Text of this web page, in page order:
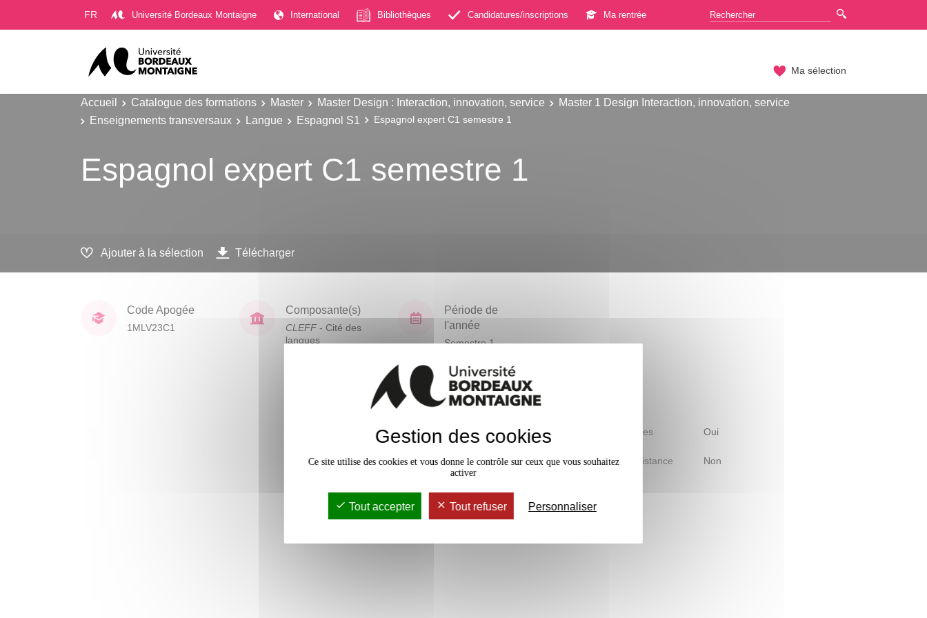
FR Université Bordeaux Montaigne International Bibliothèques Candidatures/inscriptions Ma rentrée
Ma sélection
Accueil Catalogue des formations Master Master Design : Interaction, innovation, service
Master 1 Design Interaction, innovation, service
Enseignements transversaux
Langue Espagnol S1 Espagnol expert C1 semestre 1
Espagnol expert C1 semestre 1
Ajouter à la sélection Télécharger
Code Apogée
1MLV23C1
Composante(s)
CLEFF - Cité des
langues
Période de
l'année
Semestre 1
Mobilité d'études Oui
Accessible à distance Non
Gestion des cookies
Ce site utilise des cookies et vous donne le contrôle sur ceux que vous souhaitez
activer
Tout accepter Tout refuser Personnaliser